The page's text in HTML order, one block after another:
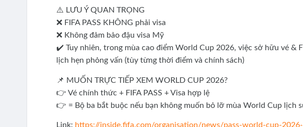
⚠️ LƯU Ý QUAN TRỌNG
❌ FIFA PASS KHÔNG phải visa
❌ Không đảm bảo đậu visa Mỹ
✔️ Tuy nhiên, trong mùa cao điểm World Cup 2026, việc sở hữu vé &
lịch hẹn phỏng vấn (tùy từng thời điểm và chính sách)
📌 MUỐN TRỰC TIẾP XEM WORLD CUP 2026?
👉 Vé chính thức + FIFA PASS + Visa hợp lệ
👉 = Bộ ba bắt buộc nếu bạn không muốn bỏ lỡ mùa World Cup lịch
Link: https://inside.fifa.com/organisation/news/pass-world-cup-